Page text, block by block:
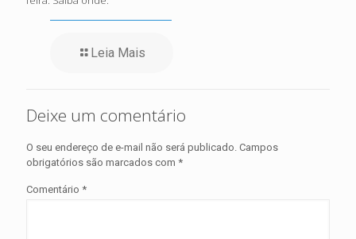
Leia Mais
Deixe um comentário
O seu endereço de e-mail não será publicado. Campos
obrigatórios são marcados com *
Comentário *